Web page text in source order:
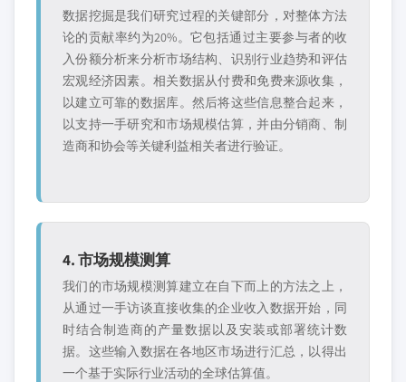
数据挖掘是我们研究过程的关键部分，对整体方法
论的贡献率约为20%。它包括通过主要参与者的收
入份额分析来分析市场结构、识别行业趋势和评估
宏观经济因素。相关数据从付费和免费来源收集，
以建立可靠的数据库。然后将这些信息整合起来，
以支持一手研究和市场规模估算，并由分销商、制
造商和协会等关键利益相关者进行验证。
4. 市场规模测算
我们的市场规模测算建立在自下而上的方法之上，
从通过一手访谈直接收集的企业收入数据开始，同
时结合制造商的产量数据以及安装或部署统计数
据。这些输入数据在各地区市场进行汇总，以得出
一个基于实际行业活动的全球估算值。